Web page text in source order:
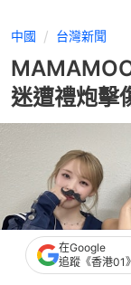
中國 台灣新聞
迷遭禮炮擊
在Google
追蹤《香港01》